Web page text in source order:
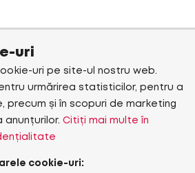
uri
uri pe site-ul nostru web.
urmărirea statisticilor, pentru a
precum și în scopuri de marketing
anunțurilor. Citiți mai multe în
cookie-uri: